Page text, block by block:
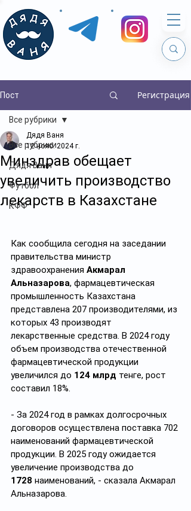
Пост Регистрация
Все рубрики
Дядя Ваня
Футбол
КФФ
Все рубрики
Минздрав обещает
увеличить производство
лекарств в Казахстане
Дядя Ваня
12 нояб. 2024 г.
Как сообщила сегодня на заседании
правительства министр
здравоохранения Акмарал
Альназарова, фармацевтическая
промышленность Казахстана
представлена 207 производителями, из
которых 43 производят
лекарственные средства. В 2024 году
объем производства отечественной
фармацевтической продукции
увеличился до 124 млрд тенге, рост
составил 18%.
- За 2024 год в рамках долгосрочных
договоров осуществлена поставка 702
наименований фармацевтической
продукции. В 2025 году ожидается
увеличение производства до
1728 наименований, - сказала Акмарал
Альназарова.